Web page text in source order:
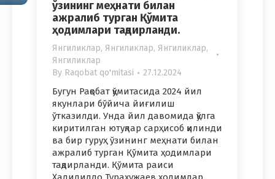
ўзининг меҳнати билан
ажралиб турган Қўмита
ҳодимлари тақдирланди.
Янгиликлар, Янгиликлар, Янгиликлар,
Янгиликлар
By Raqobat qo'mitasi 27.12.2024
Бугун Рақобат қўмитасида 2024 йил
якунлари бўйича йиғилиш
ўтказилди. Унда йил давомида қўлга
киритилган ютуқлар сарҳисоб қилинди
ва бир гуруҳ ўзининг меҳнати билан
ажралиб турган Қўмита ҳодимлари
тақдирланди. Қўмита раиси